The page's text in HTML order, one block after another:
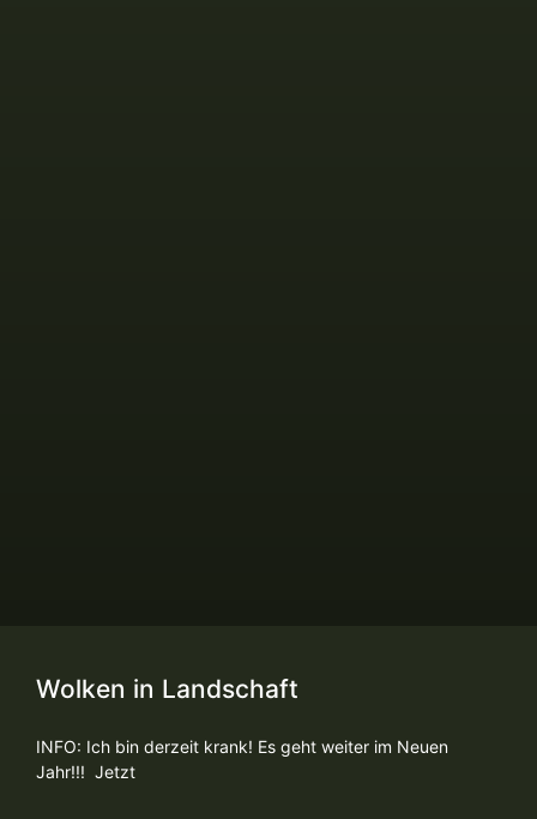
Wolken in Landschaft
INFO: Ich bin derzeit krank! Es geht weiter im Neuen
Jahr!!! Jetzt